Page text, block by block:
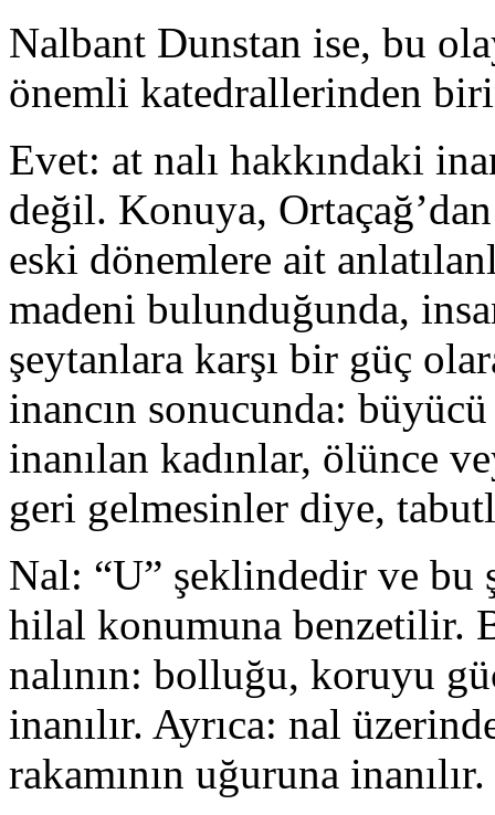
Nalbant Dunstan ise, bu
önemli katedrallerinden
Evet: at nalı hakkındaki
değil. Konuya,
eski dönemlere ait
madeni bulunduğunda,
şeytanlara karşı bir güç
inancın sonucunda:
inanılan kadınlar, ölünce
geri gelmesinler diye,
Nal: “U” şeklindedir ve bu
hilal konumuna benzetilir.
nalının: bolluğu, koruyu
inanılır. Ayrıca: nal
rakamının uğuruna inanılır.